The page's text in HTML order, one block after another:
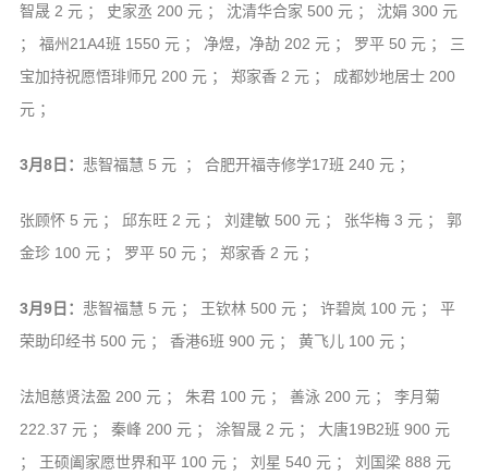
智晟 2 元 ； 史家丞 200 元 ； 沈清华合家 500 元 ； 沈娟 300 元
； 福州21A4班 1550 元 ； 净煜，净劼 202 元 ； 罗平 50 元 ； 三
宝加持祝愿悟琲师兄 200 元 ； 郑家香 2 元 ； 成都妙地居士 200
元 ；
3月8日： 悲智福慧 5 元 ； 合肥开福寺修学17班 240 元 ；
张顾怀 5 元 ； 邱东旺 2 元 ； 刘建敏 500 元 ； 张华梅 3 元 ； 郭
金珍 100 元 ； 罗平 50 元 ； 郑家香 2 元 ；
3月9日： 悲智福慧 5 元 ； 王钦林 500 元 ； 许碧岚 100 元 ； 平
荣助印经书 500 元 ； 香港6班 900 元 ； 黄飞儿 100 元 ；
法旭慈贤法盈 200 元 ； 朱君 100 元 ； 善泳 200 元 ； 李月菊
222.37 元 ； 秦峰 200 元 ； 涂智晟 2 元 ； 大唐19B2班 900 元
； 王硕阖家愿世界和平 100 元 ； 刘星 540 元 ； 刘国梁 888 元